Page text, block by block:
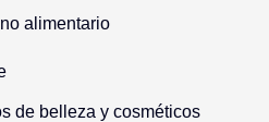
alimentario
de belleza y cosméticos